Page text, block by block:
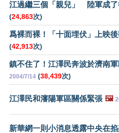
江過繼三個「親兒」 陸軍成了
(24,863次)
爲裸而裸！「十面埋伏」上映
(42,913次)
鎮不住了！江澤民奔波於濟南
2004/7/14 (38,439次)
江澤民和瀋陽軍區關係緊張 🖼️
新華網一則小消息透露中央在